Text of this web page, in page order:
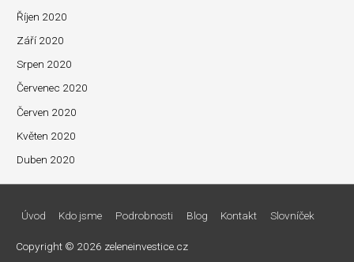
Říjen 2020
Září 2020
Srpen 2020
Červenec 2020
Červen 2020
Květen 2020
Duben 2020
Úvod Kdo jsme Podrobnosti Blog Kontakt Slovníček
Copyright © 2026 zeleneinvestice.cz